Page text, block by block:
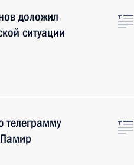
доложил
ситуации
телеграмму